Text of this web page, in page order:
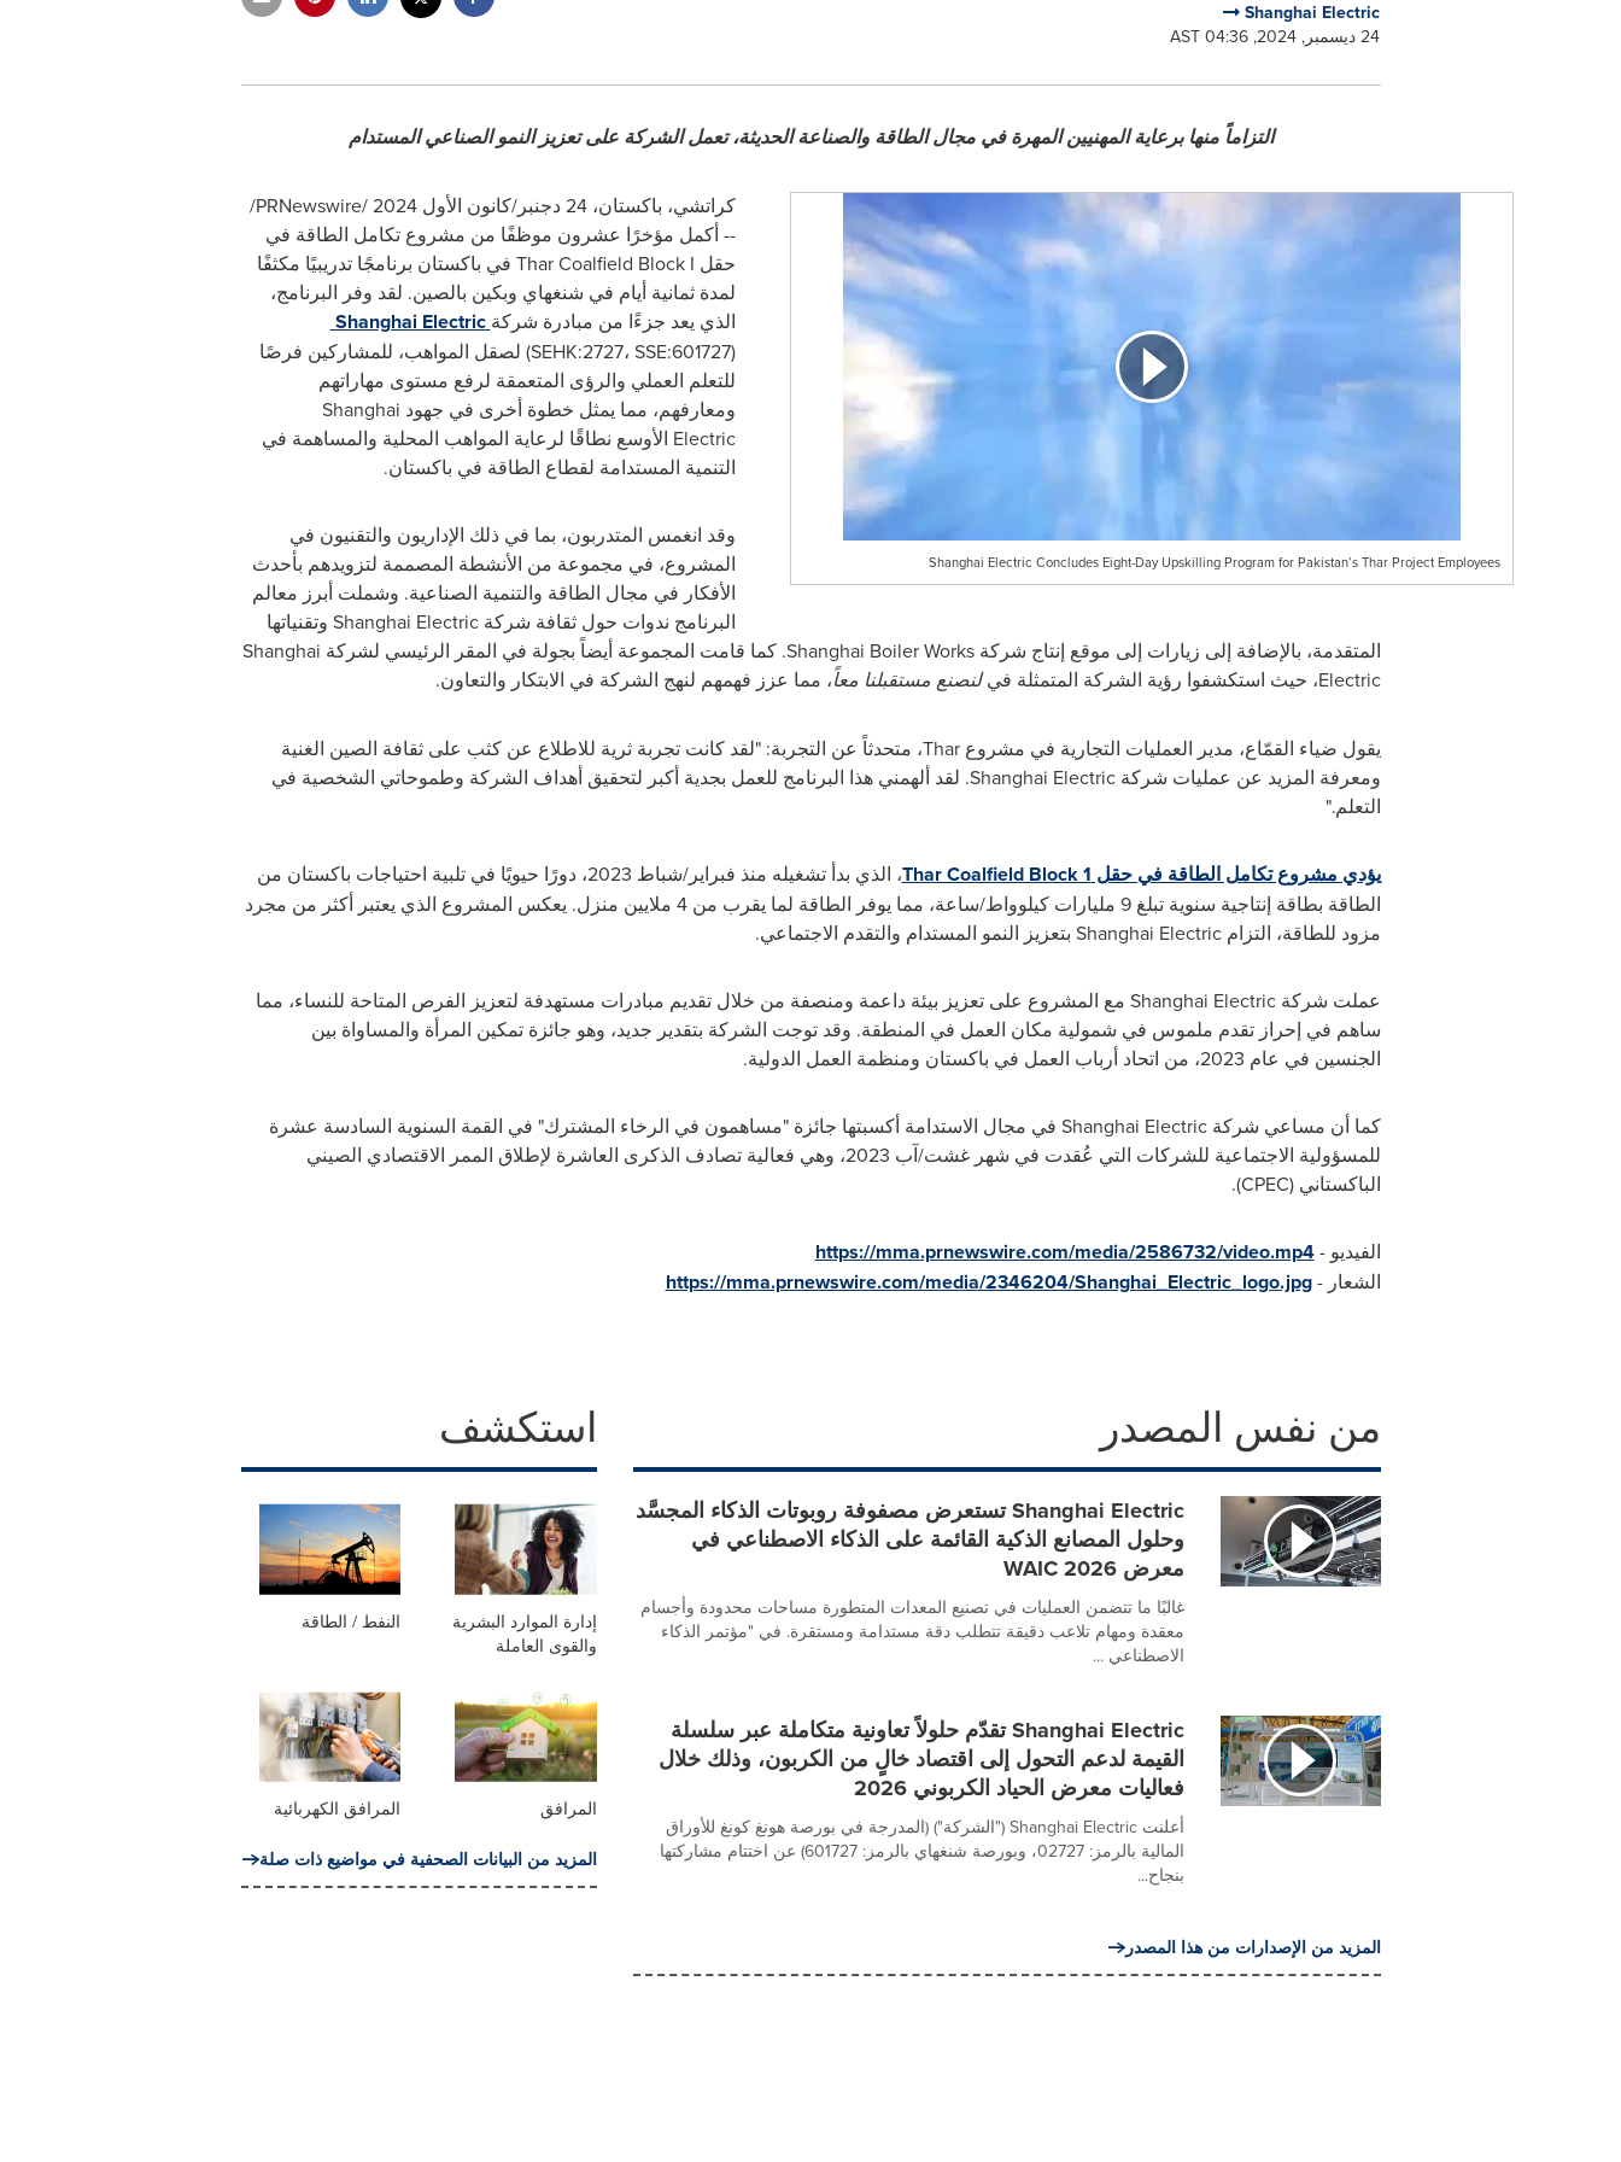
Shanghai Electric
24 ديسمبر, 2024, 04:36 AST
التزاماً منها برعاية المهنيين المهرة في مجال الطاقة والصناعة الحديثة، تعمل الشركة على تعزيز النمو الصناعي المستدام
Shanghai Electric Concludes Eight-Day Upskilling Program for Pakistan’s Thar Project Employees
كراتشي، باكستان، 24 دجنبر/كانون الأول 2024 / PRNewswire
/
-- أكمل مؤخرًا عشرون موظفًا من مشروع تكامل الطاقة في
حقل Thar Coalfield Block I في باكستان برنامجًا تدريبيًا مكثفًا
لمدة ثمانية أيام في شنغهاي وبكين بالصين. لقد وفر البرنامج،
الذي يعد جزءًا من مبادرة شركة Shanghai Electric
(SEHK:2727، SSE:601727) لصقل المواهب، للمشاركين فرصًا
للتعلم العملي والرؤى المتعمقة لرفع مستوى مهاراتهم
ومعارفهم، مما يمثل خطوة أخرى في جهود Shanghai
Electric الأوسع نطاقًا لرعاية المواهب المحلية والمساهمة في
التنمية المستدامة لقطاع الطاقة في باكستان.
وقد انغمس المتدربون، بما في ذلك الإداريون والتقنيون في
المشروع، في مجموعة من الأنشطة المصممة لتزويدهم بأحدث
الأفكار في مجال الطاقة والتنمية الصناعية. وشملت أبرز معالم
البرنامج ندوات حول ثقافة شركةShanghai Electric وتقنياتها
المتقدمة، بالإضافة إلى زيارات إلى موقع إنتاج شركةShanghai Boiler Works. كما قامت المجموعة أيضاً بجولة في المقر الرئيسي لشركة Shanghai
Electric، حيث استكشفوا رؤية الشركة المتمثلة فيلنصنع مستقبلنا معاً، مما عزز فهمهم لنهج الشركة في الابتكار والتعاون.
يقول ضياء القمّاع، مدير العمليات التجارية في مشروعThar، متحدثاً عن التجربة: "لقد كانت تجربة ثرية للاطلاع عن كثب على ثقافة الصين الغنية
ومعرفة المزيد عن عمليات شركةShanghai Electric. لقد ألهمني هذا البرنامج للعمل بجدية أكبر لتحقيق أهداف الشركة وطموحاتي الشخصية في
التعلم."
يؤدي مشروع تكامل الطاقة في حقل Thar Coalfield Block 1
، الذي بدأ تشغيله منذ فبراير/شباط 2023، دورًا حيويًا في تلبية احتياجات باكستان من
الطاقة بطاقة إنتاجية سنوية تبلغ 9 مليارات كيلوواط/ساعة، مما يوفر الطاقة لما يقرب من 4 ملايين منزل. يعكس المشروع الذي يعتبر أكثر من مجرد
مزود للطاقة، التزامShanghai Electric بتعزيز النمو المستدام والتقدم الاجتماعي.
عملت شركةShanghai Electric مع المشروع على تعزيز بيئة داعمة ومنصفة من خلال تقديم مبادرات مستهدفة لتعزيز الفرص المتاحة للنساء، مما
ساهم في إحراز تقدم ملموس في شمولية مكان العمل في المنطقة. وقد توجت الشركة بتقدير جديد، وهو جائزة تمكين المرأة والمساواة بين
الجنسين في عام 2023، من اتحاد أرباب العمل في باكستان ومنظمة العمل الدولية.
كما أن مساعي شركةShanghai Electric في مجال الاستدامة أكسبتها جائزة "مساهمون في الرخاء المشترك" في القمة السنوية السادسة عشرة
للمسؤولية الاجتماعية للشركات التي عُقدت في شهر غشت/آب 2023، وهي فعالية تصادف الذكرى العاشرة لإطلاق الممر الاقتصادي الصيني
الباكستاني (CPEC
).
الفيديو -https://mma.prnewswire.com/media/2586732/video.mp4
الشعار -https://mma.prnewswire.com/media/2346204/Shanghai_Electric_logo.jpg
من نفس المصدر
Shanghai Electric تستعرض مصفوفة روبوتات الذكاء المجسَّد
وحلول المصانع الذكية القائمة على الذكاء الاصطناعي في
معرض WAIC 2026
غالبًا ما تتضمن العمليات في تصنيع المعدات المتطورة مساحات محدودة وأجسام
معقدة ومهام تلاعب دقيقة تتطلب دقة مستدامة ومستقرة. في "مؤتمر الذكاء
الاصطناعي ...
Shanghai Electric تقدّم حلولاً تعاونية متكاملة عبر سلسلة
القيمة لدعم التحول إلى اقتصاد خالٍ من الكربون، وذلك خلال
فعاليات معرض الحياد الكربوني 2026
أعلنت Shanghai Electric ("الشركة") (المدرجة في بورصة هونغ كونغ للأوراق
المالية بالرمز: 02727، وبورصة شنغهاي بالرمز: 601727) عن اختتام مشاركتها
بنجاح...
المزيد من الإصدارات من هذا المصدر
استكشف
إدارة الموارد البشرية
والقوى العاملة
النفط / الطاقة
المرافق المرافق الكهربائية
المزيد من البيانات الصحفية في مواضيع ذات صلة